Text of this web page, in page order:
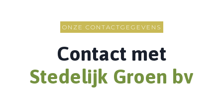
ONZE CONTACTGEGEVENS
Contact met
Stedelijk Groen bv